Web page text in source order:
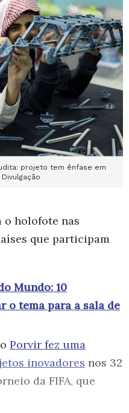
projeto tem ênfase em
o holofote nas
que participam
Mundo: 10
o tema para a sala de
Porvir fez uma
inovadores nos 32
da FIFA, que